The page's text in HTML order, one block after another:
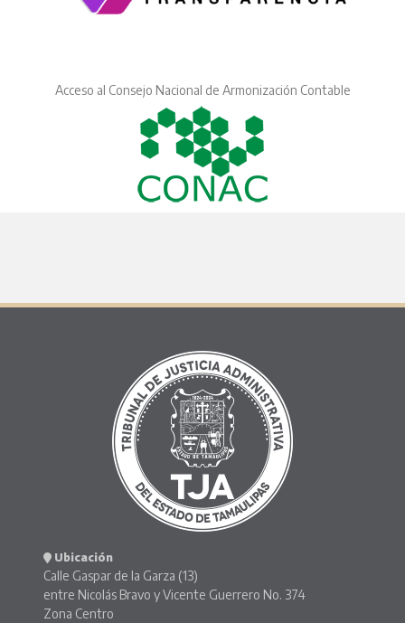
Acceso al Consejo Nacional de Armonización Contable
Ubicación
Calle Gaspar de la Garza (13)
entre Nicolás Bravo y Vicente Guerrero No. 374
Zona Centro